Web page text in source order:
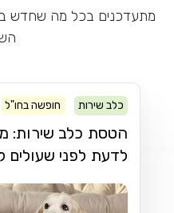
מתעדכנים בכל מה שחדש
כלב שירות חופשה בחו"ל
הטסת כלב שירות:
לדעת לפני שעולים